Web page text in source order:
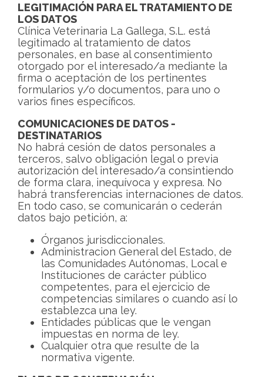
LEGITIMACIÓN PARA EL TRATAMIENTO DE
LOS DATOS
Clínica Veterinaria La Gallega, S.L. está
legitimado al tratamiento de datos
personales, en base al consentimiento
otorgado por el interesado/a mediante la
firma o aceptación de los pertinentes
formularios y/o documentos, para uno o
varios fines específicos.
COMUNICACIONES DE DATOS -
DESTINATARIOS
No habrá cesión de datos personales a
terceros, salvo obligación legal o previa
autorización del interesado/a consintiendo
de forma clara, inequívoca y expresa. No
habrá transferencias internaciones de datos.
En todo caso, se comunicarán o cederán
datos bajo petición, a:
Órganos jurisdiccionales.
Administracion General del Estado, de
las Comunidades Autónomas, Local e
Instituciones de carácter público
competentes, para el ejercicio de
competencias similares o cuando así lo
establezca una ley.
Entidades públicas que le vengan
impuestas en norma de ley.
Cualquier otra que resulte de la
normativa vigente.